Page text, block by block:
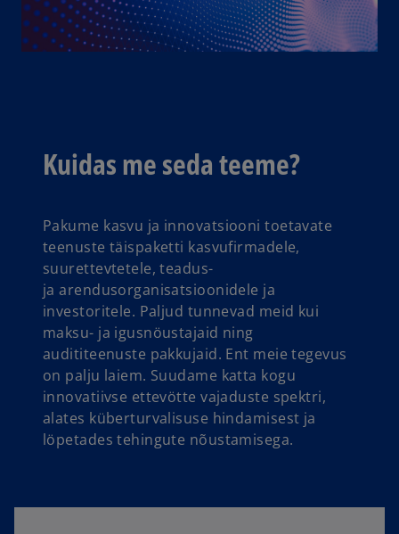
Kuidas me seda teeme?
Pakume kasvu ja innovatsiooni toetavate
teenuste täispaketti kasvufirmadele,
suurettevtetele, teadus-
ja arendusorganisatsioonidele ja
investoritele. Paljud tunnevad meid kui
maksu- ja igusnöustajaid ning
audititeenuste pakkujaid. Ent meie tegevus
on palju laiem. Suudame katta kogu
innovatiivse ettevötte vajaduste spektri,
alates küberturvalisuse hindamisest ja
löpetades tehingute nõustamisega.